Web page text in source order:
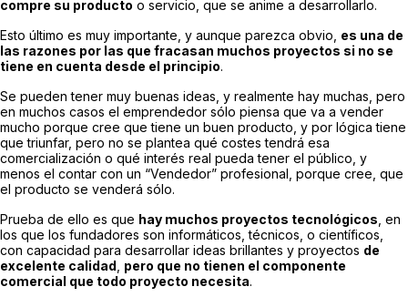
compre su producto o servicio, que se anime a desarrollarlo.
Esto último es muy importante, y aunque parezca obvio, es una de
las razones por las que fracasan muchos proyectos si no se
tiene en cuenta desde el principio.
Se pueden tener muy buenas ideas, y realmente hay muchas, pero
en muchos casos el emprendedor sólo piensa que va a vender
mucho porque cree que tiene un buen producto, y por lógica tiene
que triunfar, pero no se plantea qué costes tendrá esa
comercialización o qué interés real pueda tener el público, y
menos el contar con un “Vendedor” profesional, porque cree, que
el producto se venderá sólo.
Prueba de ello es que hay muchos proyectos tecnológicos , en
los que los fundadores son informáticos, técnicos, o científicos,
con capacidad para desarrollar ideas brillantes y proyectos de
excelente calidad pero que no tienen el componente
comercial que todo proyecto necesita.